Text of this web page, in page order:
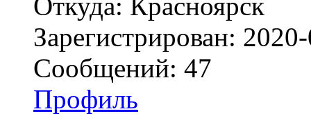
Откуда: Красноярск
Зарегистрирован:
Сообщений: 47
Профиль